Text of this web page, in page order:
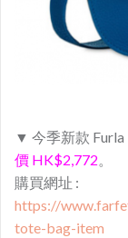
▼ 今季新款 Furla
價 HK$2,772。
購買網址 :
https://
tote-bag-item